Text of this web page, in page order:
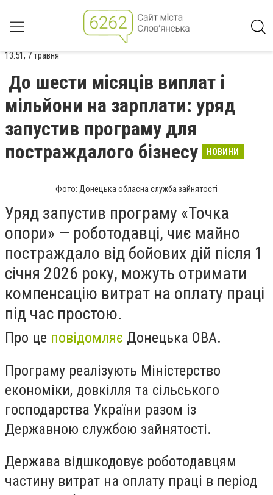
13:51, 7 травня
До шести місяців виплат і
мільйони на зарплати: уряд
запустив програму для
постраждалого бізнесу
НОВИНИ
Фото: Донецька обласна служба зайнятості
Уряд запустив програму «Точка
опори» — роботодавці, чиє майно
постраждало від бойових дій після 1
січня 2026 року, можуть отримати
компенсацію витрат на оплату праці
під час простою.
Про це повідомляє Донецька ОВА.
Програму реалізують Міністерство
економіки, довкілля та сільського
господарства України разом із
Державною службою зайнятості.
Держава відшкодовує роботодавцям
частину витрат на оплату праці в період